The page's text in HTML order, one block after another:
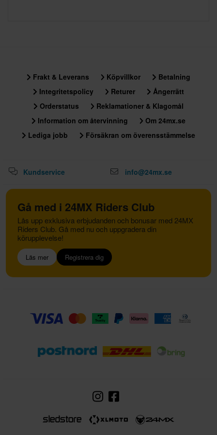
Frakt & Leverans Köpvillkor
Betalning
Integritetspolicy
Returer
Ångerrätt
Orderstatus
Reklamationer & Klagomål
Information om återvinning
Om 24mx.se
Lediga jobb
Försäkran om överensstämmelse
Kundservice info@24mx.se
Gå med i 24MX Riders Club
Lås upp exklusiva erbjudanden och bonusar med 24MX
Riders Club. Gå med nu och uppgradera din
körupplevelse!
Läs mer Registrera dig